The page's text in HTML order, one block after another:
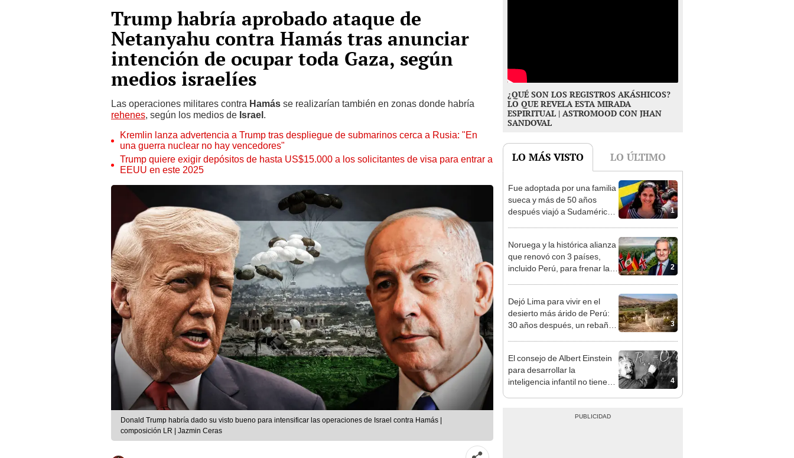
Trump habría aprobado ataque de
Netanyahu contra Hamás tras anunciar
intención de ocupar toda Gaza, según
medios israelíes
Las operaciones militares contra Hamás se realizarían también en zonas donde habría
rehenes, según los medios de Israel.
Kremlin lanza advertencia a Trump tras despliegue de submarinos cerca a Rusia: "En
una guerra nuclear no hay vencedores"
Trump quiere exigir depósitos de hasta US$15.000 a los solicitantes de visa para entrar a
EEUU en este 2025
Donald Trump habría dado su visto bueno para intensificar las operaciones de Israel contra Hamás |
composición LR | Jazmin Ceras
¿QUÉ SON LOS REGISTROS AKÁSHICOS?
LO QUE REVELA ESTA MIRADA
ESPIRITUAL | ASTROMOOD CON JHAN
SANDOVAL
LO MÁS VISTO LO ÚLTIMO
1
Fue adoptada por una familia
sueca y más de 50 años
después viajó a Sudamérica
2
Noruega y la histórica alianza
que renovó con 3 países,
incluido Perú, para frenar la
3
Dejó Lima para vivir en el
desierto más árido de Perú:
30 años después, un rebaño
4
El consejo de Albert Einstein
para desarrollar la
inteligencia infantil no tiene